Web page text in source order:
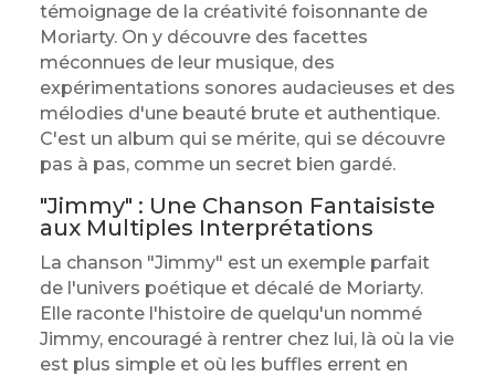
témoignage de la créativité foisonnante de
Moriarty. On y découvre des facettes
méconnues de leur musique, des
expérimentations sonores audacieuses et des
mélodies d'une beauté brute et authentique.
C'est un album qui se mérite, qui se découvre
pas à pas, comme un secret bien gardé.
"Jimmy" : Une Chanson Fantaisiste
aux Multiples Interprétations
La chanson "Jimmy" est un exemple parfait
de l'univers poétique et décalé de Moriarty.
Elle raconte l'histoire de quelqu'un nommé
Jimmy, encouragé à rentrer chez lui, là où la vie
est plus simple et où les buffles errent en